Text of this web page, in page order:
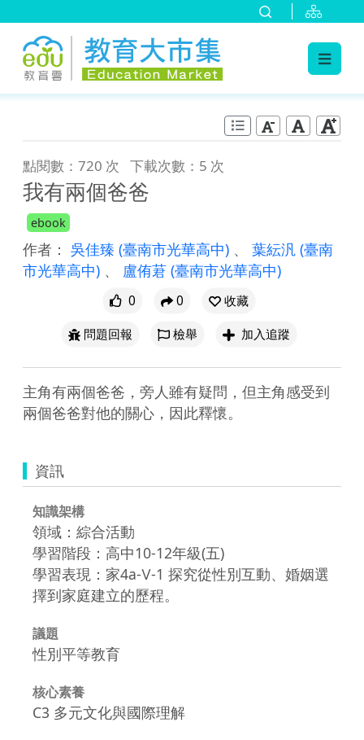
點閱數：720 次 下載次數：5 次
我有兩個爸爸
ebook
作者： 吳佳臻 (臺南市光華高中) 、 葉紜汎 (臺南
市光華高中) 、 盧侑莙 (臺南市光華高中)
0 0
收藏
問題回報
檢舉 加入追蹤
主角有兩個爸爸，旁人雖有疑問，但主角感受到
兩個爸爸對他的關心，因此釋懷。
資訊
知識架構
領域：綜合活動
學習階段：高中10-12年級(五)
學習表現：家4a-Ⅴ-1 探究從性別互動、婚姻選
擇到家庭建立的歷程。
議題
性別平等教育
核心素養
C3 多元文化與國際理解